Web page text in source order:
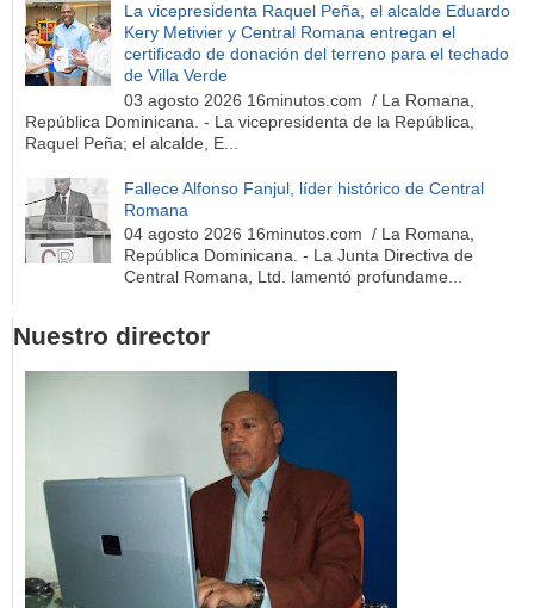
La vicepresidenta Raquel Peña, el alcalde Eduardo
Kery Metivier y Central Romana entregan el
certificado de donación del terreno para el techado
de Villa Verde
03 agosto 2026 16minutos.com / La Romana,
República Dominicana. - La vicepresidenta de la República,
Raquel Peña; el alcalde, E...
Fallece Alfonso Fanjul, líder histórico de Central
Romana
04 agosto 2026 16minutos.com / La Romana,
República Dominicana. - La Junta Directiva de
Central Romana, Ltd. lamentó profundame...
Nuestro director